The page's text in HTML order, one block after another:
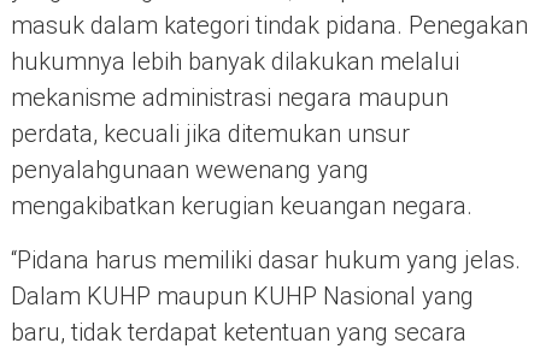
masuk dalam kategori tindak pidana. Penegakan
hukumnya lebih banyak dilakukan melalui
mekanisme administrasi negara maupun
perdata, kecuali jika ditemukan unsur
penyalahgunaan wewenang yang
mengakibatkan kerugian keuangan negara.
“Pidana harus memiliki dasar hukum yang jelas.
Dalam KUHP maupun KUHP Nasional yang
baru, tidak terdapat ketentuan yang secara